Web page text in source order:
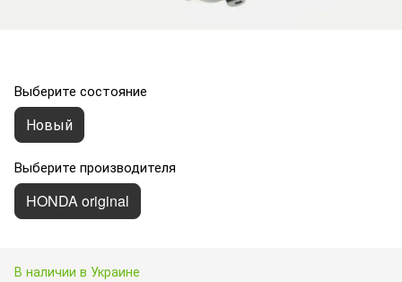
Выберите состояние
Новый
Выберите производителя
HONDA original
В наличии в Украине